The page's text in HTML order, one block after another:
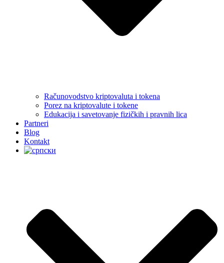
Računovodstvo kriptovaluta i tokena
Porez na kriptovalute i tokene
Edukacija i savetovanje fizičkih i pravnih lica
Partneri
Blog
Kontakt